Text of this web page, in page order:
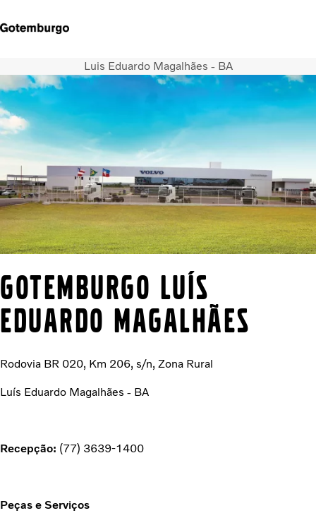
Caminhões
Serviços
Notícias
QUEM SOMOS
CONCESSIONARIAS
ÔNIBUS
FINANCIAMENTO E CONSORCIO
Luis Eduardo Magalhães - BA
GOTEMBURGO LUÍS
EDUARDO MAGALHÃES
Rodovia BR 020, Km 206, s/n, Zona Rural
Luís Eduardo Magalhães - BA
Recepção: (77) 3639-1400
Peças e Serviços